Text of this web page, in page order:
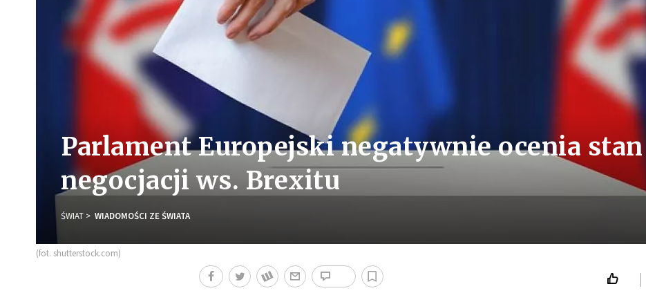
Parlament Europejski negatywnie ocenia stan
negocjacji ws. Brexitu
ŚWIAT WIADOMOŚCI ZE ŚWIATA
(fot. shutterstock.com)